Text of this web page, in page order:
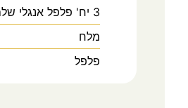
3 יח' פלפל אנגלי
מלח
פלפל